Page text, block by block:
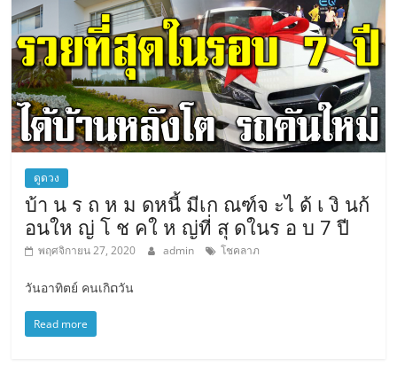
ดูดวง
บ้า น ร ถ ห ม ดหนี้ มีเก ณฑ์จ ะไ ด้ เ งิ นก้
อนให ญ่ โ ช คใ ห ญ่ที่ สุ ดในร อ บ 7 ปี
พฤศจิกายน 27, 2020 admin โชคลาภ
วันอาทิตย์ คนเกิດวัน
Read more